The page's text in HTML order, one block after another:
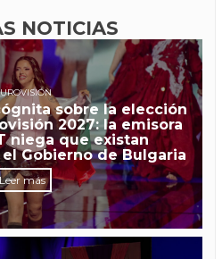
NOTICIAS
sobre la elección
2027: la emisora
niega que existan
Gobierno de Bulgaria
Leer más